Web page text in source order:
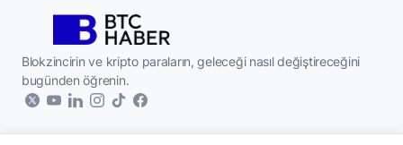
hareketli ortalamanın (EMA) üzerine yerleşmesiyle
Blokzincirin ve kripto paraların, geleceği nasıl değiştireceğini
bugünden öğrenin.